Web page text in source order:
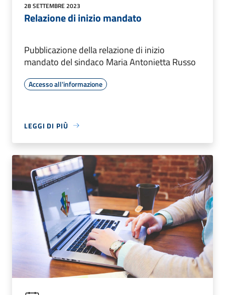
28 SETTEMBRE 2023
Relazione di inizio mandato
Pubblicazione della relazione di inizio
mandato del sindaco Maria Antonietta Russo
Accesso all'informazione
LEGGI DI PIÙ